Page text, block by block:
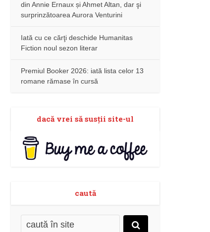
din Annie Ernaux și Ahmet Altan, dar şi
surprinzătoarea Aurora Venturini
Iată cu ce cărţi deschide Humanitas
Fiction noul sezon literar
Premiul Booker 2026: iată lista celor 13
romane rămase în cursă
dacă vrei să susţii site-ul
caută